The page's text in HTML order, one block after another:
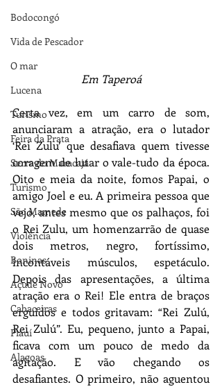
Bodocongó
Vida de Pescador
O mar
Lucena
Turismo
Feira da Prata
Serra do Maracajá
Turismo
São Mamede
Violência
Boninas
Açude Novo
Cabaceiras
Piauí
Alagoas
Em Taperoá
Certa vez, em um carro de som,
anunciaram a atração, era o lutador
‘Rei Zulu’ que desafiava quem tivesse
coragem de lutar o vale-tudo da época.
Oito e meia da noite, fomos Papai, o
amigo Joel e eu. A primeira pessoa que
vejo, antes mesmo que os palhaços, foi
o Rei Zulu, um homenzarrão de quase
dois metros, negro, fortíssimo,
incontáveis músculos, espetáculo.
Depois das apresentações, a última
atração era o Rei! Ele entra de braços
erguidos e todos gritavam: “Rei Zulú,
Rei Zulú”. Eu, pequeno, junto a Papai,
ficava com um pouco de medo da
agitação. E vão chegando os
desafiantes. O primeiro, não aguentou